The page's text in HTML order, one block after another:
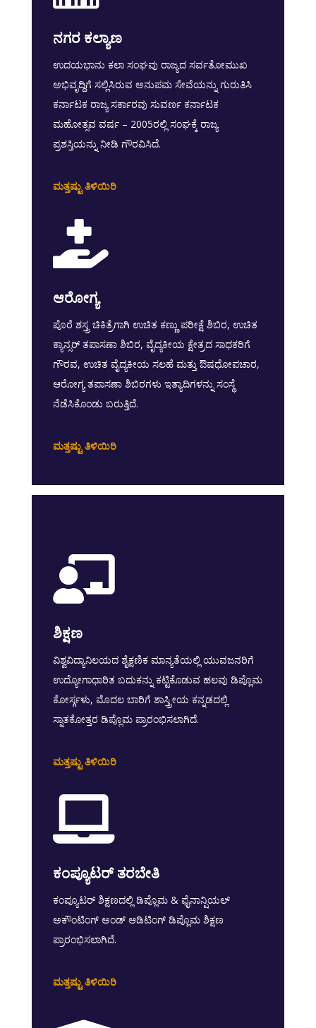
ನಗರ ಕಲ್ಯಾಣ
ಉದಯಭಾನು ಕಲಾ ಸಂಘವು ರಾಜ್ಯದ ಸರ್ವತೋಮುಖ
ಅಭಿವೃದ್ದಿಗೆ ಸಲ್ಲಿಸಿರುವ ಅನುಪಮ ಸೇವೆಯನ್ನು ಗುರುತಿಸಿ
ಕರ್ನಾಟಕ ರಾಜ್ಯ ಸರ್ಕಾರವು ಸುವರ್ಣ ಕರ್ನಾಟಕ
ಮಹೋತ್ಸವ ವರ್ಷ – 2005ರಲ್ಲಿ ಸಂಘಕ್ಕೆ ರಾಜ್ಯ
ಪ್ರಶಸ್ತಿಯನ್ನು ನೀಡಿ ಗೌರವಿಸಿದೆ.
ಮತ್ತಷ್ಟು ತಿಳಿಯಿರಿ

ಆರೋಗ್ಯ
ಪೊರೆ ಶಸ್ತ್ರ ಚಿಕಿತ್ರೆಗಾಗಿ ಉಚಿತ ಕಣ್ಣು ಪರೀಕ್ಷೆ ಶಿಬಿರ, ಉಚಿತ
ಕ್ಯಾನ್ಸರ್‍ ತಪಾಸಣಾ ಶಿಬಿರ, ವೈದ್ಯಕೀಯ ಕ್ಷೇತ್ರದ ಸಾಧಕರಿಗೆ
ಗೌರವ, ಉಚಿತ ವೈದ್ಯಕೀಯ ಸಲಹೆ ಮತ್ತು ಔಷಧೋಪಚಾರ,
ಆರೋಗ್ಯ ತಪಾಸಣಾ ಶಿಬಿರಗಳು ಇತ್ಯಾದಿಗಳನ್ನು ಸಂಸ್ಥೆ
ನೆಡೆಸಿಕೊಂಡು ಬರುತ್ತಿದೆ.
ಮತ್ತಷ್ಟು ತಿಳಿಯಿರಿ

ಶಿಕ್ಷಣ
ವಿಶ್ವವಿದ್ಯಾನಿಲಯದ ಶೈಕ್ಷಣಿಕ ಮಾನ್ಯತೆಯಲ್ಲಿ ಯುವಜನರಿಗೆ
ಉದ್ಯೋಗಾಧಾರಿತ ಬದುಕನ್ನು ಕಟ್ಟಿಕೊಡುವ ಹಲವು ಡಿಪ್ಲೊಮ
ಕೋರ್ಸ್ಗಳು, ಮೊದಲ ಬಾರಿಗೆ ಶಾಸ್ತ್ರೀಯ ಕನ್ನಡದಲ್ಲಿ
ಸ್ನಾತಕೋತ್ತರ ಡಿಪ್ಲೊಮ ಪ್ರಾರಂಭಿಸಲಾಗಿದೆ.
ಮತ್ತಷ್ಟು ತಿಳಿಯಿರಿ

ಕಂಪ್ಯೂಟರ್ ತರಬೇತಿ
ಕಂಪ್ಯೂಟರ್ ಶಿಕ್ಷಣದಲ್ಲಿ ಡಿಪ್ಲೊಮ & ಫೈನಾನ್ಷಿಯಲ್
ಅಕೌಂಟಿಂಗ್ ಅಂಡ್ ಆಡಿಟಿಂಗ್ ಡಿಪ್ಲೊಮ ಶಿಕ್ಷಣ
ಪ್ರಾರಂಭಿಸಲಾಗಿದೆ.
ಮತ್ತಷ್ಟು ತಿಳಿಯಿರಿ